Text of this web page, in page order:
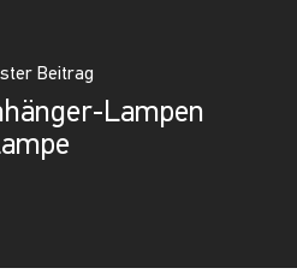
Beitrag
Lampen